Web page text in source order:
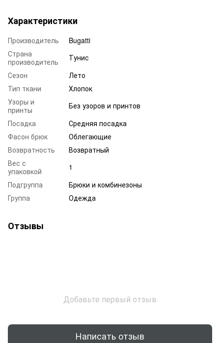
Характеристики
Производитель
Bugatti
Страна
производитель
Тунис
Сезон
Лето
Тип ткани
Хлопок
Узоры и
принты
Без узоров и принтов
Посадка
Средняя посадка
Фасон брюк
Облегающие
Возвратность
Возвратный
Вес с
упаковкой
1
Подгруппа
Брюки и комбинезоны
Группа
Одежда
Отзывы
Добавьте первый отзыв
Написать отзыв